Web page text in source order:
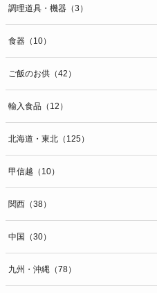
調理道具・機器（3）
食器（10）
ご飯のお供（42）
輸入食品（12）
北海道・東北（125）
甲信越（10）
関西（38）
中国（30）
九州・沖縄（78）